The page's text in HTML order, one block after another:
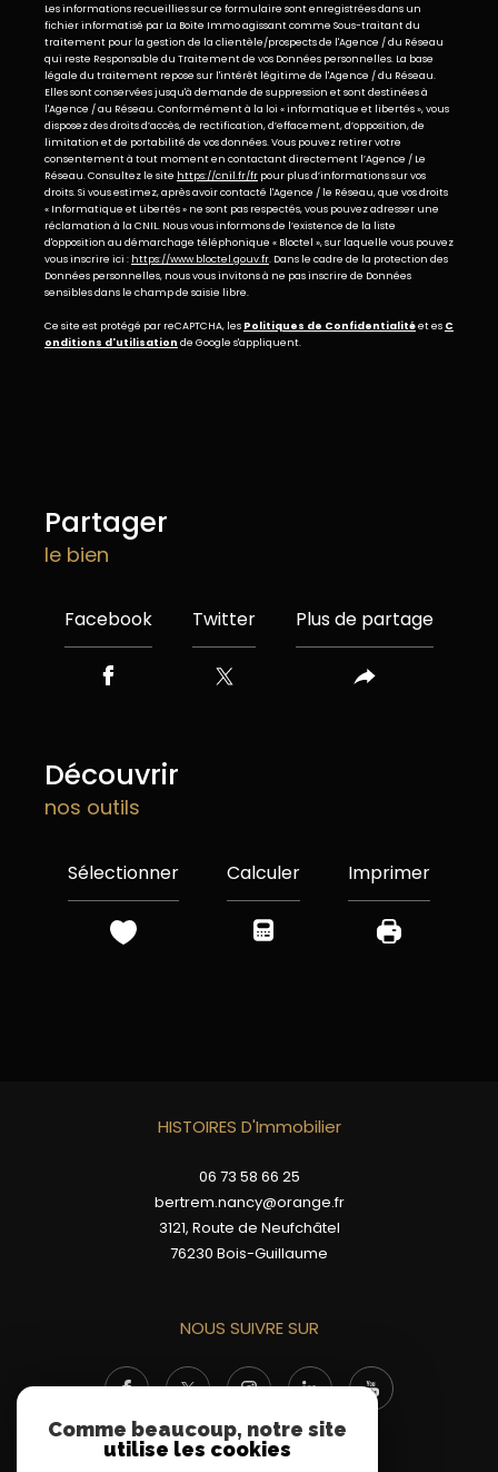
Les informations recueillies sur ce formulaire sont enregistrées dans un
fichier informatisé par La Boite Immo agissant comme Sous-traitant du
traitement pour la gestion de la clientèle/prospects de l'Agence / du Réseau
qui reste Responsable du Traitement de vos Données personnelles. La base
légale du traitement repose sur l'intérêt légitime de l'Agence / du Réseau.
Elles sont conservées jusqu'à demande de suppression et sont destinées à
l'Agence / au Réseau. Conformément à la loi « informatique et libertés », vous
disposez des droits d’accès, de rectification, d’effacement, d’opposition, de
limitation et de portabilité de vos données. Vous pouvez retirer votre
consentement à tout moment en contactant directement l’Agence / Le
Réseau. Consultez le site https://cnil.fr/fr pour plus d’informations sur vos
droits. Si vous estimez, après avoir contacté l'Agence / le Réseau, que vos droits
« Informatique et Libertés » ne sont pas respectés, vous pouvez adresser une
réclamation à la CNIL. Nous vous informons de l’existence de la liste
d'opposition au démarchage téléphonique « Bloctel », sur laquelle vous pouvez
vous inscrire ici : https://www.bloctel.gouv.fr. Dans le cadre de la protection des
Données personnelles, nous vous invitons à ne pas inscrire de Données
sensibles dans le champ de saisie libre.
Ce site est protégé par reCAPTCHA, les Politiques de Confidentialitéet es C
onditions d'utilisation de Google s'appliquent.
partager
le bien
Facebook Twitter Plus de partage
découvrir
nos outils
Sélectionner Calculer Imprimer
HISTOIRES D'Immobilier
06 73 58 66 25
bertrem.nancy@orange.fr
3121, Route de Neufchâtel
76230
Bois-Guillaume
NOUS SUIVRE SUR
Comme beaucoup, notre site
utilise les cookies